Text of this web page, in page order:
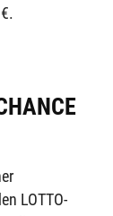
LOTTO-